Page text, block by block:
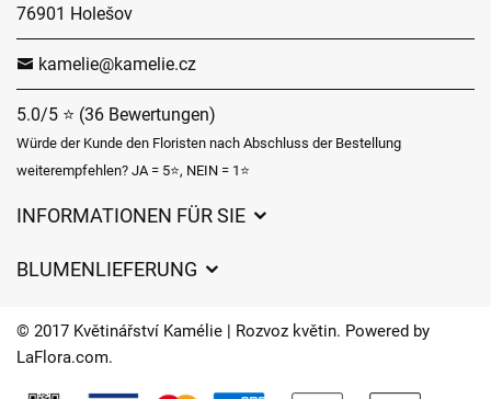
76901 Holešov
kamelie@kamelie.cz
5.0/5 ⭐ (36 Bewertungen)
Würde der Kunde den Floristen nach Abschluss der Bestellung
weiterempfehlen? JA = 5⭐, NEIN = 1⭐
INFORMATIONEN FÜR SIE
Lieferzeiten für Blumen – Übersicht der Möglichkeiten
BLUMENLIEFERUNG
Wohin wir Blumen liefern
© 2017 Květinářství Kamélie | Rozvoz květin. Powered by
LaFlora.com.